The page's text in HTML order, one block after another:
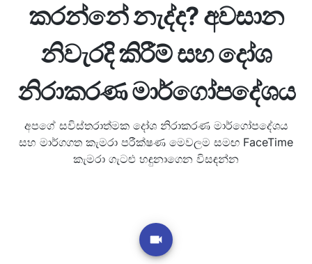
කරන්නේ නැද්ද? අවසාන
නිවැරදි කිරීම් සහ දෝශ
නිරාකරණ මාර්ගෝපදේශය
අපගේ සවිස්තරාත්මක දෝශ නිරාකරණ මාර්ගෝපදේශය
සහ මාර්ගගත කැමරා පරීක්ෂණ මෙවලම සමඟ FaceTime
කැමරා ගැටළු හඳුනාගෙන විසඳන්න